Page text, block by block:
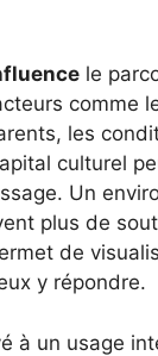
le
comme
les
culturel
Un
plus de
de
y répondre.
à un usage